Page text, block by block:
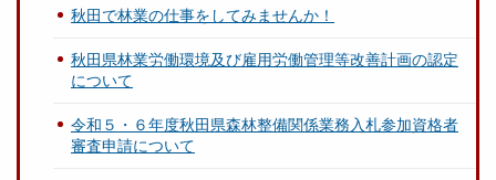
秋田で林業の仕事をしてみませんか！
秋田県林業労働環境及び雇用労働管理等改善計画の認定
について
令和５・６年度秋田県森林整備関係業務入札参加資格者
審査申請について